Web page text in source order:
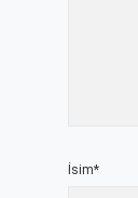
İsim*